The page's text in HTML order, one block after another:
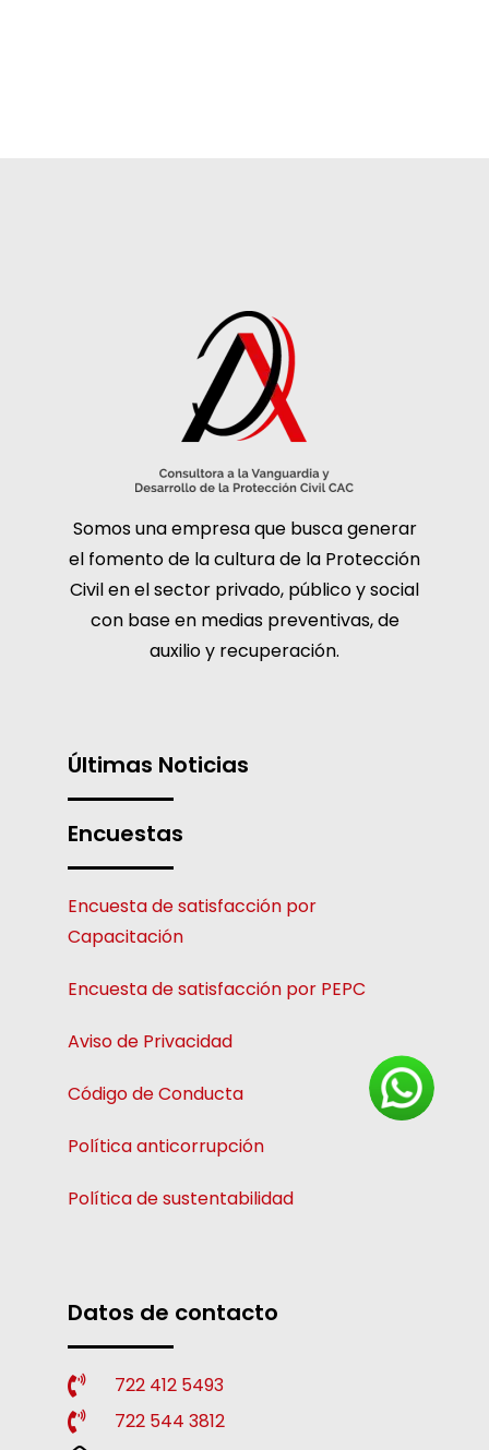
Somos una empresa que busca generar
el fomento de la cultura de la Protección
Civil en el sector privado, público y social
con base en medias preventivas, de
auxilio y recuperación.
Últimas Noticias
Encuestas
Encuesta de satisfacción por
Capacitación
Encuesta de satisfacción por PEPC
Aviso de Privacidad
Código de Conducta
Política anticorrupción
Política de sustentabilidad
Datos de contacto
722 412 5493
722 544 3812